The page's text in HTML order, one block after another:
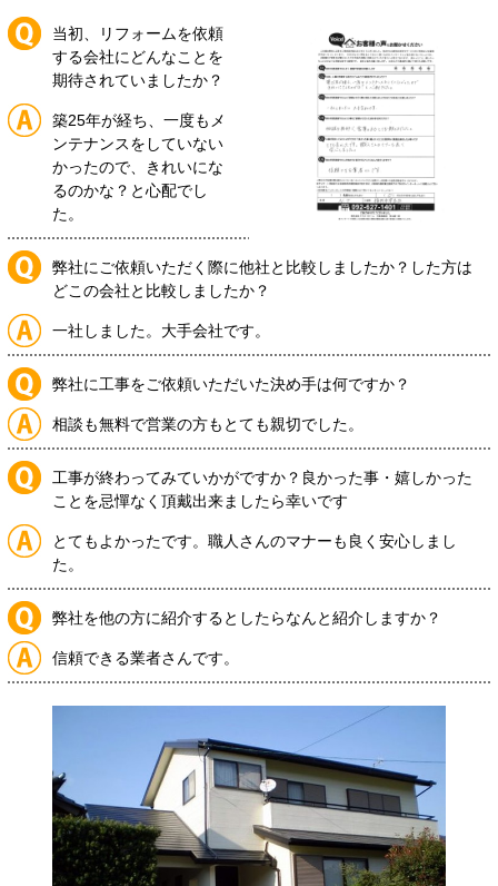
当初、リフォームを依頼
する会社にどんなことを
期待されていましたか？
築25年が経ち、一度もメ
ンテナンスをしていない
かったので、きれいにな
るのかな？と心配でし
た。
弊社にご依頼いただく際に他社と比較しましたか？した方は
どこの会社と比較しましたか？
一社しました。大手会社です。
弊社に工事をご依頼いただいた決め手は何ですか？
相談も無料で営業の方もとても親切でした。
工事が終わってみていかがですか？良かった事・嬉しかった
ことを忌憚なく頂戴出来ましたら幸いです
とてもよかったです。職人さんのマナーも良く安心しまし
た。
弊社を他の方に紹介するとしたらなんと紹介しますか？
信頼できる業者さんです。